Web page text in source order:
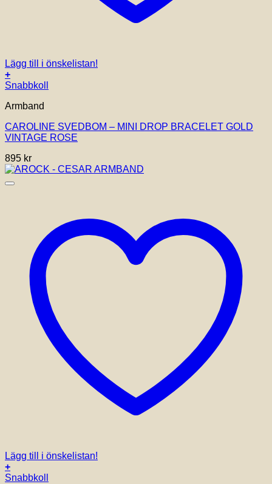
Lägg till i önskelistan!
+
Snabbkoll
Armband
CAROLINE SVEDBOM – MINI DROP BRACELET GOLD
VINTAGE ROSE
895 kr
Lägg till i önskelistan!
+
Snabbkoll